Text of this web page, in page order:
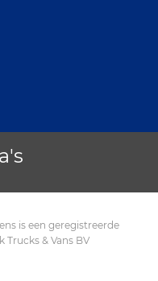
is een geregistreerde
Trucks & Vans BV